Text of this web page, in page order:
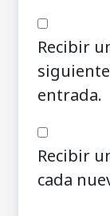
Recibir
entrada.
Recibir
cada